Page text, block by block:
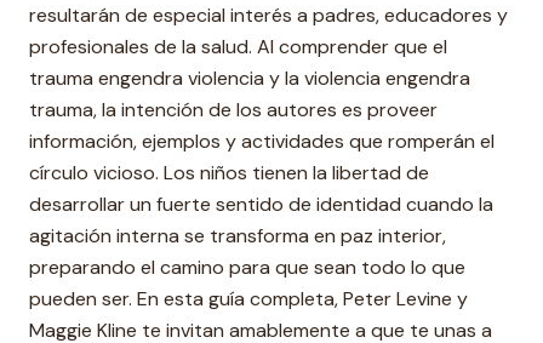
resultarán de especial interés a padres, educadores y
profesionales de la salud. Al comprender que el
trauma engendra violencia y la violencia engendra
trauma, la intención de los autores es proveer
información, ejemplos y actividades que romperán el
círculo vicioso. Los niños tienen la libertad de
desarrollar un fuerte sentido de identidad cuando la
agitación interna se transforma en paz interior,
preparando el camino para que sean todo lo que
pueden ser. En esta guía completa, Peter Levine y
Maggie Kline te invitan amablemente a que te unas a